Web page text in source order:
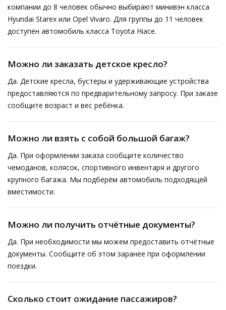
компании до 8 человек обычно выбирают минивэн класса
Hyundai Starex или Opel Vivaro. Для группы до 11 человек
доступен автомобиль класса Toyota Hiace.
Можно ли заказать детское кресло?
Да. Детские кресла, бустеры и удерживающие устройства
предоставляются по предварительному запросу. При заказе
сообщите возраст и вес ребёнка.
Можно ли взять с собой большой багаж?
Да. При оформлении заказа сообщите количество
чемоданов, колясок, спортивного инвентаря и другого
крупного багажа. Мы подберём автомобиль подходящей
вместимости.
Можно ли получить отчётные документы?
Да. При необходимости мы можем предоставить отчётные
документы. Сообщите об этом заранее при оформлении
поездки.
Сколько стоит ожидание пассажиров?